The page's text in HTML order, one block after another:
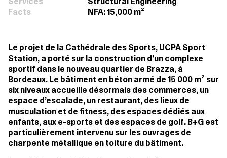
Services
Structural Engineering
Facts
NFA: 15,000 m²
Le projet de la Cathédrale des Sports, UCPA Sport
Station, a porté sur la construction d’un complexe
sportif dans le nouveau quartier de Brazza, à
Bordeaux. Le bâtiment en béton armé de 15 000 m² sur
six niveaux accueille désormais des commerces, un
espace d’escalade, un restaurant, des lieux de
musculation et de fitness, des espaces dédiés aux
enfants, aux e-sports et des espaces de golf. B+G est
particulièrement intervenu sur les ouvrages de
charpente métallique en toiture du bâtiment.